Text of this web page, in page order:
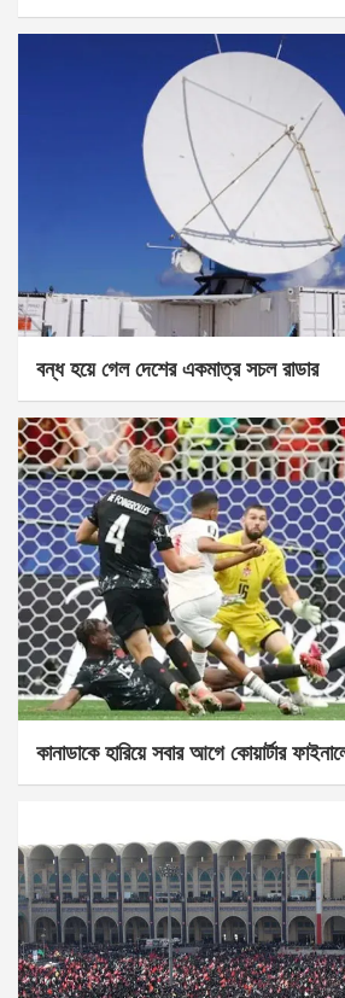
বন্ধ হয়ে গেল দেশের একমাত্র সচল রাডার
কানাডাকে হারিয়ে সবার আগে কোয়ার্টার